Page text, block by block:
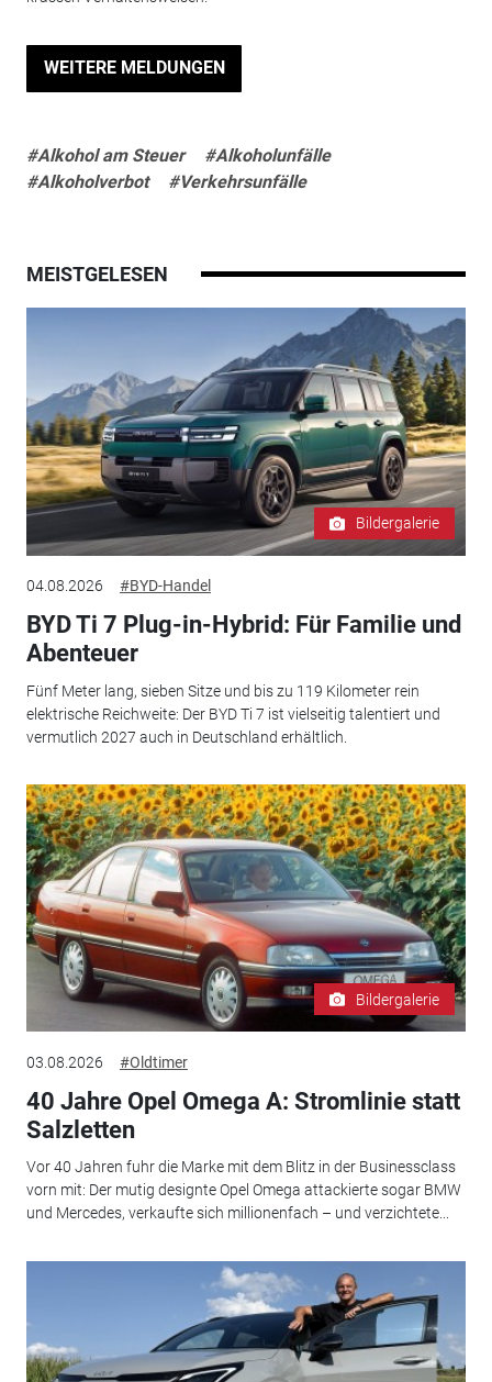
WEITERE MELDUNGEN
#Alkohol am Steuer
#Alkoholunfälle
#Alkoholverbot
#Verkehrsunfälle
MEISTGELESEN
Bildergalerie
04.08.2026 #BYD-Handel
BYD Ti 7 Plug-in-Hybrid: Für Familie und
Abenteuer
Fünf Meter lang, sieben Sitze und bis zu 119 Kilometer rein
elektrische Reichweite: Der BYD Ti 7 ist vielseitig talentiert und
vermutlich 2027 auch in Deutschland erhältlich.
Bildergalerie
03.08.2026 #Oldtimer
40 Jahre Opel Omega A: Stromlinie statt
Salzletten
Vor 40 Jahren fuhr die Marke mit dem Blitz in der Businessclass
vorn mit: Der mutig designte Opel Omega attackierte sogar BMW
und Mercedes, verkaufte sich millionenfach – und verzichtete...